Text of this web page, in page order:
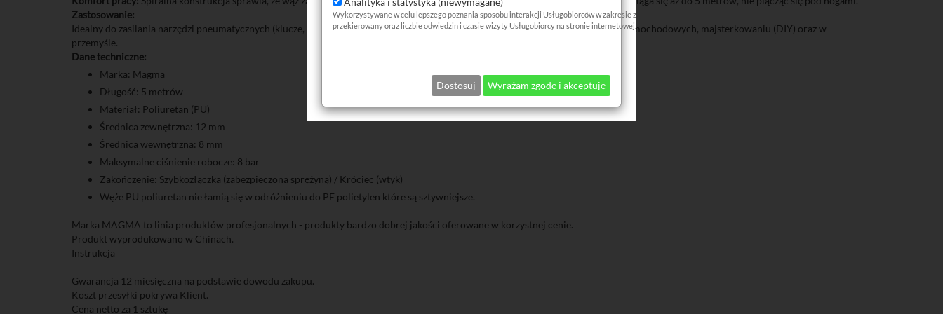
Zastosowanie:
Idealny do zasilania narzędzi pneumatycznych (klucze, pistolety do lakierowania, pistolety do przedmuchiwania), w warsztatach samochodowych, majsterkowaniu (DIY) oraz w
przemyśle.
Dane techniczne:
Marka: Magma
Długość: 5 metrów
Materiał: Poliuretan (PU)
Średnica zewnętrzna: 12 mm
Średnica wewnętrzna: 8 mm
Maksymalne ciśnienie robocze: 8 bar
Zakończenie: Szybkozłączka (zabezpieczona sprężyną) / Króciec (wtyk)
Węże PU poliuretan nie łamią się w odróżnieniu do PE polietylen które są sztywniejsze.
Marka MAGMA to linia produktów profesjonalnych - produkty bardzo dobrej jakości oferowane w korzystnej cenie.
Produkt wyprodukowano w Chinach.
Instrukcja
Gwarancja 12 miesięczna na podstawie dowodu zakupu.
Koszt przesyłki pokrywa Klient.
Cena netto za 1 sztukę
Wykorzystywane w celu lepszego poznania sposobu interakcji Usługobiorców w zakresie zawartości strony. Pliki gromadzą informacje o sposobie korzystania ze strony internetowej
przekierowany oraz liczbie odwiedzin i czasie wizyty Usługobiorcy na stronie internetowej. Informacje te nie rejestrują konkretnych danych osobowych Usługobiorcy, lecz służą do
Dostosuj Wyrażam zgodę i akceptuję